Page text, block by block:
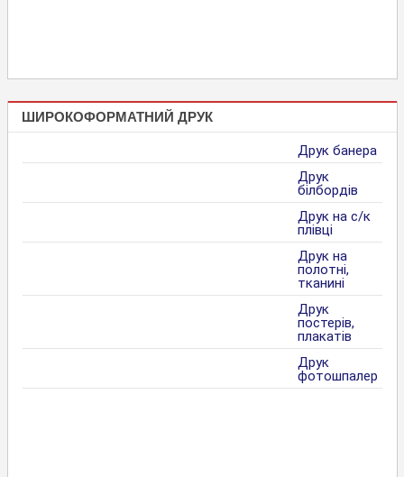
ШИРОКОФОРМАТНИЙ ДРУК
Друк банера
Друк
білбордів
Друк на с/к
плівці
Друк на
полотні,
тканині
Друк
постерів,
плакатів
Друк
фотошпалер